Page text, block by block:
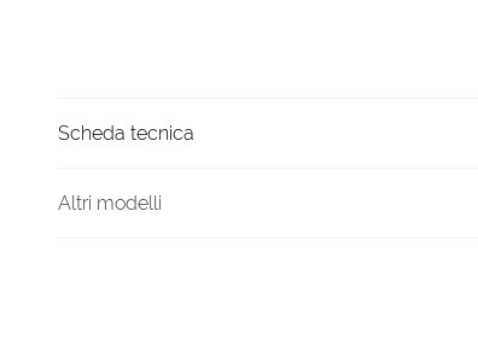
Scheda tecnica
Altri modelli